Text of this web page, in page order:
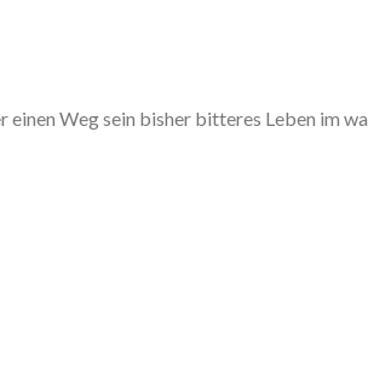
Weg sein bisher bitteres Leben im